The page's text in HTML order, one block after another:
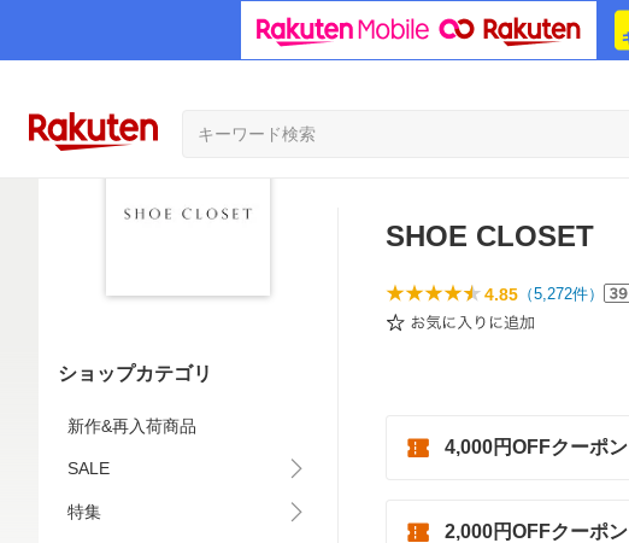
ショップカテゴリ
新作&再入荷商品
SALE
特集
SHOE CLOSET
4.85 （5,272件）
4,000円OFFクーポン
2,000円OFFクーポン